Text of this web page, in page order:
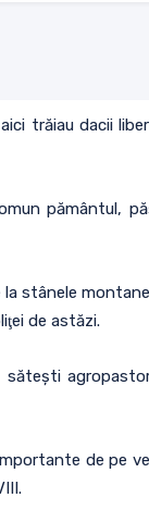
trăiau dacii
pământul,
stânele
de astăzi.
de pe